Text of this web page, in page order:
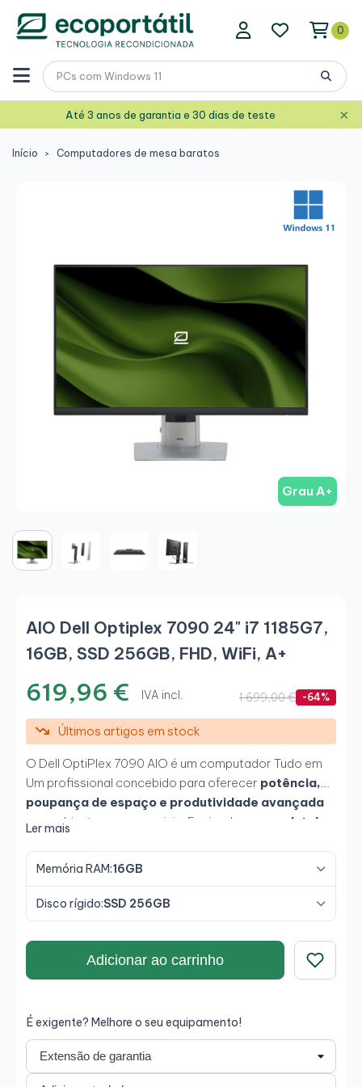
0
Até 3 anos de garantia e 30 dias de teste ×
Início Computadores de mesa baratos
Grau A+
AIO Dell Optiplex 7090 24" i7 1185G7,
16GB, SSD 256GB, FHD, WiFi, A+
619,96 € IVA incl. 1 699,00 € -64%
Últimos artigos em stock
O Dell OptiPlex 7090 AIO é um computador Tudo em
Um profissional concebido para oferecer potência,
poupança de espaço e produtividade avançada
em ambientes empresariais. Equipado com um Intel
16GB de RAM e SSD de 256GB
e aplicações de escritório. Inclui monitor
Dell P2422H
Full HD de 24 polegadas, oferecendo uma
experiência visual confortável e profissional para uso
diário intensivo.
Ler mais
Memória RAM:16GB
Disco rígido:SSD 256GB
Adicionar ao carrinho
É exigente? Melhore o seu equipamento!